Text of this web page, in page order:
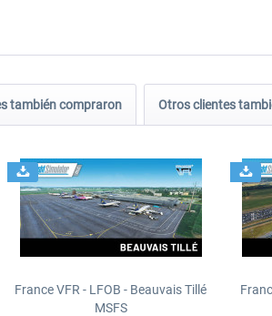
también compraron Otros clientes
France VFR - LFOB - Beauvais Tillé
MSFS